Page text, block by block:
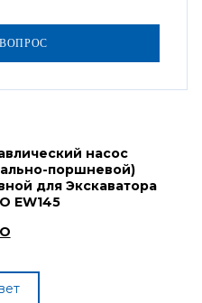
насос
поршневой)
для Экскаватора
EW145